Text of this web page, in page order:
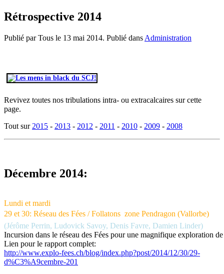
Rétrospective 2014
Publié par Tous le 13 mai 2014. Publié dans Administration
Revivez toutes nos tribulations intra- ou extracalcaires sur cette
page.
Tout sur 2015 - 2013 - 2012 - 2011 - 2010 - 2009 - 2008
Décembre 2014:
Lundi et mardi
29 et 30: Réseau des Fées / Follatons  zone Pendragon (Vallorbe)
(Jérôme Perrin, Ludovick Savoy, Denis Favre, Damien Linder)
Incursion dans le réseau des Fées pour une magnifique exploration
Lien pour le rapport complet:
http://www.explo-fees.ch/blog/index.php?post/2014/12/30/29-
d%C3%A9cembre-201